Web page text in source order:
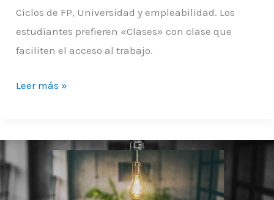
Ciclos de FP, Universidad y empleabilidad. Los
estudiantes prefieren «Clases» con clase que
faciliten el acceso al trabajo.
Leer más »
lado